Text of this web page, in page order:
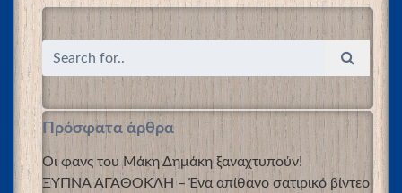
Πρόσφατα άρθρα
Οι φανς του Μάκη Δημάκη ξαναχτυπούν!
ΞΥΠΝΑ ΑΓΑΘΟΚΛΗ – Ένα απίθανο σατιρικό βίντεο